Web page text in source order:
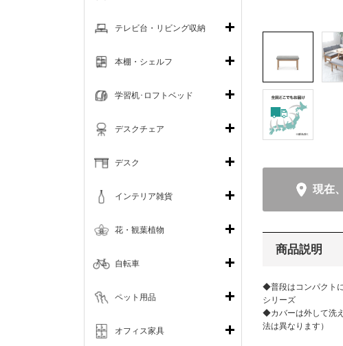
現在
商品説明
◆普段はコンパクト
シリーズ
◆カバーは外して洗
法は異なります）
テレビ台・リビング収納
本棚・シェルフ
学習机･ロフトベッド
デスクチェア
デスク
インテリア雑貨
花・観葉植物
自転車
ペット用品
オフィス家具